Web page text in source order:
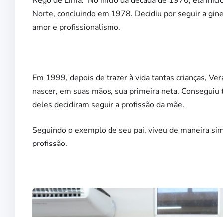
Norte, concluindo em 1978. Decidiu por seguir a
amor e profissionalismo.
Em 1999, depois de trazer à vida tantas crianças,
nascer, em suas mãos, sua primeira neta.
deles decidiram seguir a profissão da mãe.
Seguindo o exemplo de seu pai, viveu de maneira
profissão.